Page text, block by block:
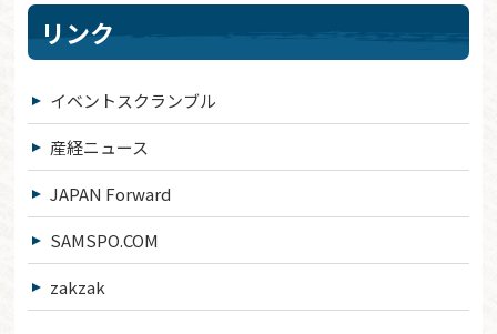
リンク
イベントスクランブル
産経ニュース
JAPAN Forward
SAMSPO.COM
zakzak